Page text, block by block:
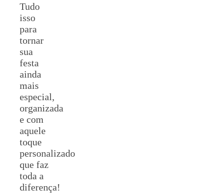
Tudo
isso
para
tornar
sua
festa
ainda
mais
especial,
organizada
e com
aquele
toque
personalizado
que faz
toda a
diferença!